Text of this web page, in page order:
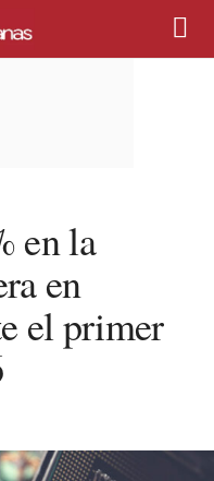
en la
en
el primer